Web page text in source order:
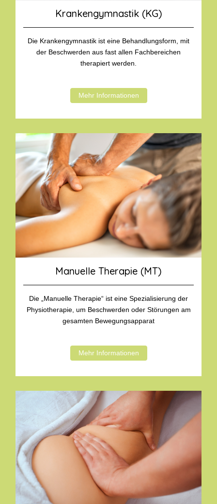
Krankengymnastik (KG)
Die Krankengymnastik ist eine Behandlungsform, mit
der Beschwerden aus fast allen Fachbereichen
therapiert werden.
Mehr Informationen
Manuelle Therapie (MT)
Die „Manuelle Therapie“ ist eine Spezialisierung der
Physiotherapie, um Beschwerden oder Störungen am
gesamten Bewegungsapparat
Mehr Informationen